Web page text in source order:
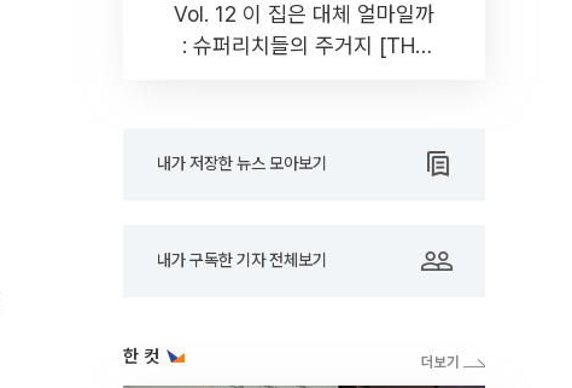
Vol. 12 이 집은 대체 얼마일까
: 슈퍼리치들의 주거지 [THE
내가 저장한 뉴스 모아보기
내가 구독한 기자 전체보기
한 컷